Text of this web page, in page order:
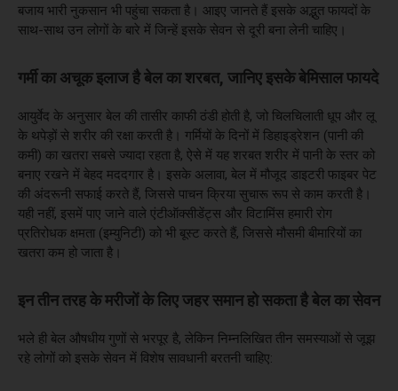
बजाय भारी नुकसान भी पहुंचा सकता है। आइए जानते हैं इसके अद्भुत फायदों के
साथ-साथ उन लोगों के बारे में जिन्हें इसके सेवन से दूरी बना लेनी चाहिए।
गर्मी का अचूक इलाज है बेल का शरबत, जानिए इसके बेमिसाल फायदे
आयुर्वेद के अनुसार बेल की तासीर काफी ठंडी होती है, जो चिलचिलाती धूप और लू
के थपेड़ों से शरीर की रक्षा करती है। गर्मियों के दिनों में डिहाइड्रेशन (पानी की
कमी) का खतरा सबसे ज्यादा रहता है, ऐसे में यह शरबत शरीर में पानी के स्तर को
बनाए रखने में बेहद मददगार है। इसके अलावा, बेल में मौजूद डाइटरी फाइबर पेट
की अंदरूनी सफाई करते हैं, जिससे पाचन क्रिया सुचारू रूप से काम करती है।
यही नहीं, इसमें पाए जाने वाले एंटीऑक्सीडेंट्स और विटामिंस हमारी रोग
प्रतिरोधक क्षमता (इम्युनिटी) को भी बूस्ट करते हैं, जिससे मौसमी बीमारियों का
खतरा कम हो जाता है।
इन तीन तरह के मरीजों के लिए जहर समान हो सकता है बेल का सेवन
भले ही बेल औषधीय गुणों से भरपूर है, लेकिन निम्नलिखित तीन समस्याओं से जूझ
रहे लोगों को इसके सेवन में विशेष सावधानी बरतनी चाहिए: